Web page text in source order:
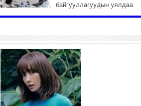
байгууллагуудын уялдаа
холбоогүйгээс саатах ёсгүй
“Сэлбэ 20 минутын хот”
төслийн анхны 12 давхар
барилгын үндсэн карказ,
цутгалтын ажил дууслаа
2026 оны 7 сар 20 / 17 цаг 17 минут
Мопед, скүүтер, тэдгээртэй
адилтгах үзүүлэлт бүхий